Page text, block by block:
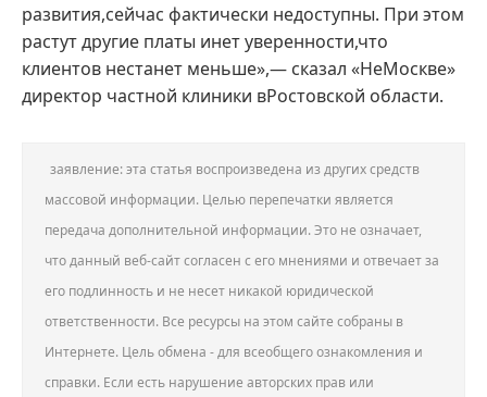
развития,сейчас фактически недоступны. При этом
растут другие платы инет уверенности,что
клиентов нестанет меньше»,— сказал «НеМоскве»
директор частной клиники вРостовской области.
заявление: эта статья воспроизведена из других средств
массовой информации. Целью перепечатки является
передача дополнительной информации. Это не означает,
что данный веб-сайт согласен с его мнениями и отвечает за
его подлинность и не несет никакой юридической
ответственности. Все ресурсы на этом сайте собраны в
Интернете. Цель обмена - для всеобщего ознакомления и
справки. Если есть нарушение авторских прав или